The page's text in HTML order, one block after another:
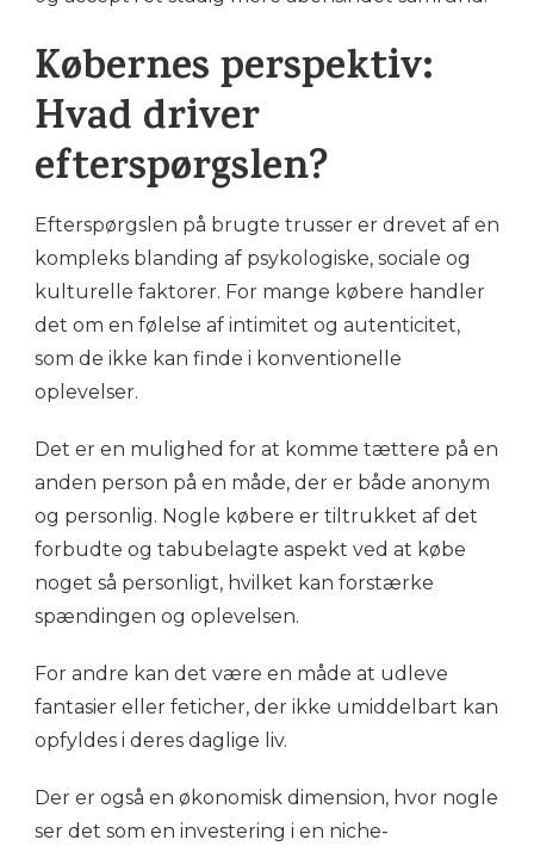
Købernes perspektiv:
Hvad driver
efterspørgslen?
Efterspørgslen på brugte trusser er drevet af en
kompleks blanding af psykologiske, sociale og
kulturelle faktorer. For mange købere handler
det om en følelse af intimitet og autenticitet,
som de ikke kan finde i konventionelle
oplevelser.
Det er en mulighed for at komme tættere på en
anden person på en måde, der er både anonym
og personlig. Nogle købere er tiltrukket af det
forbudte og tabubelagte aspekt ved at købe
noget så personligt, hvilket kan forstærke
spændingen og oplevelsen.
For andre kan det være en måde at udleve
fantasier eller feticher, der ikke umiddelbart kan
opfyldes i deres daglige liv.
Der er også en økonomisk dimension, hvor nogle
ser det som en investering i en niche-